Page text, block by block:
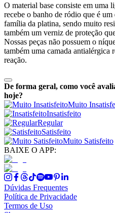
O material base consiste em uma
recebe o banho de ródio que é
família da platina, sendo muito
também um verniz de proteção
Nossas peças não possuem o
também uma camada antialérgica
reação.
De forma geral, como você
hoje?
Muito
Insatisfeito
Regular
Satisfeito
Muito Satisfeito
BAIXE O APP:
Dúvidas Frequentes
Política de Privacidade
Termos de Uso